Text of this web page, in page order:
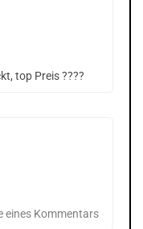
top Preis ????
eines Kommentars